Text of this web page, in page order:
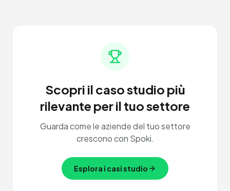
Scopri il caso studio più
rilevante per il tuo settore
Guarda come le aziende del tuo settore
crescono con Spoki.
Esplora i casi studio